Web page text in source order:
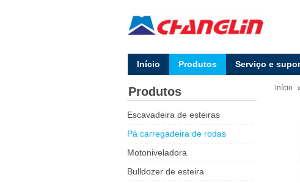
lnício Produtos Serviço e
lnício
Produtos
Escavadeira de esteiras
Pá carregadeira de rodas
Motoniveladora
Bulldozer de esteira